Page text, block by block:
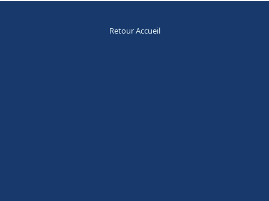
Retour Accueil